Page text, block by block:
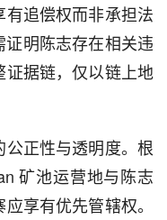
追偿权而非承担法
证明陈志存在相关违
据链，仅以链上地
正性与透明度。根
矿池运营地与陈志
享有优先管辖权。